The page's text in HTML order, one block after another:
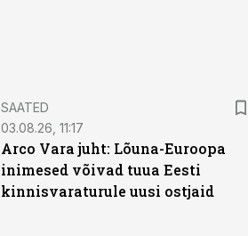
SAATED
03.08.26, 11:17
Arco Vara juht: Lõuna-Euroopa
inimesed võivad tuua Eesti
kinnisvaraturule uusi ostjaid